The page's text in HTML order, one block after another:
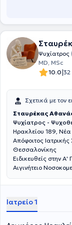
Ψυχίατρος
MD, MSc
10.0|32
Σχετικά με τον
Σταυρέκας
Ψυχίατρος -
Ηρακλείου 189, Νέα
Απόφοιτος
Θεσσαλονίκης
Ειδικευθείς στην
Αιγινήτειο
Ιατρείο 1